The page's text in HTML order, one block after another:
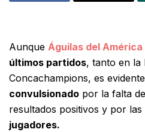
Aunque Águilas del América
últimos partidos, tanto en la
Concachampions, es
convulsionado por la falta
resultados positivos y por las
jugadores.